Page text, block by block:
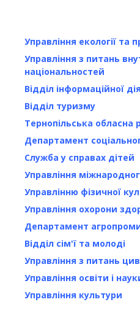
Управління екології та
Управління з питань
національностей
Відділ інформаційної
Відділ туризму
Тернопільська обласна
Департамент
Служба у справах дітей
Управління
Управлінню фізичної
Управління охорони
Департамент
Відділ сім'ї та молоді
Управління з питань
Управління освіти і
Управління культури